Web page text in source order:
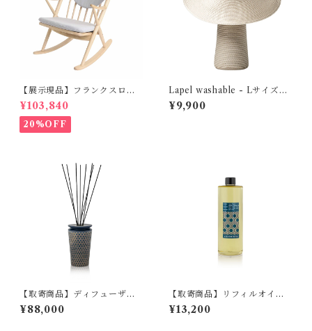
【展示現品】フランクスロッ
キング GREENHOLT
¥103,840
20%OFF
Lapel washable - Lサイズ
MOBJE
¥9,900
【取寄商品】ディフューザ
ー ラージ MAX BENJAMI
N ILUM COLLECTION
¥88,000
【取寄商品】リフィルオイ
ル MAX BENJAMIN IL
UM COLLECTION
¥13,200